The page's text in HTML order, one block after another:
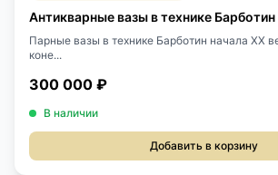
Антикварные вазы в технике Барботин
Парные вазы в технике Барботин начала XX
коне...
300 000 ₽
В наличии
Добавить в корзину